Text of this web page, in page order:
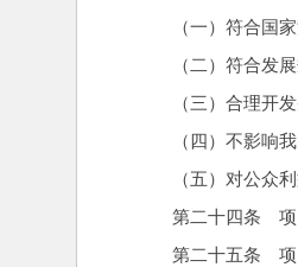
（一）符合国家
（二）符合发展
（三）合理开发
（四）不影响我
（五）对公众利
第二十四条　项
第二十五条　项